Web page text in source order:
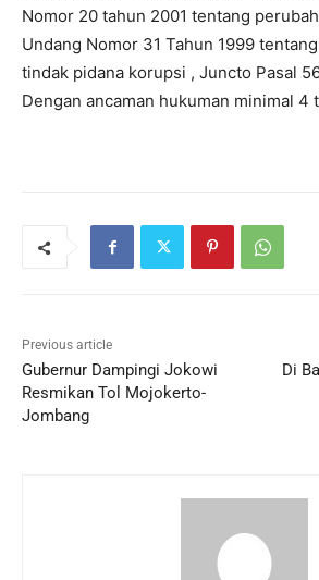
Nomor 20 tahun 2001 tentang
Undang Nomor 31 Tahun 1999
tindak pidana korupsi , Juncto Pasal
Dengan ancaman hukuman minimal 4
Previous article
Gubernur Dampingi Jokowi
Resmikan Tol Mojokerto-
Jombang
Di